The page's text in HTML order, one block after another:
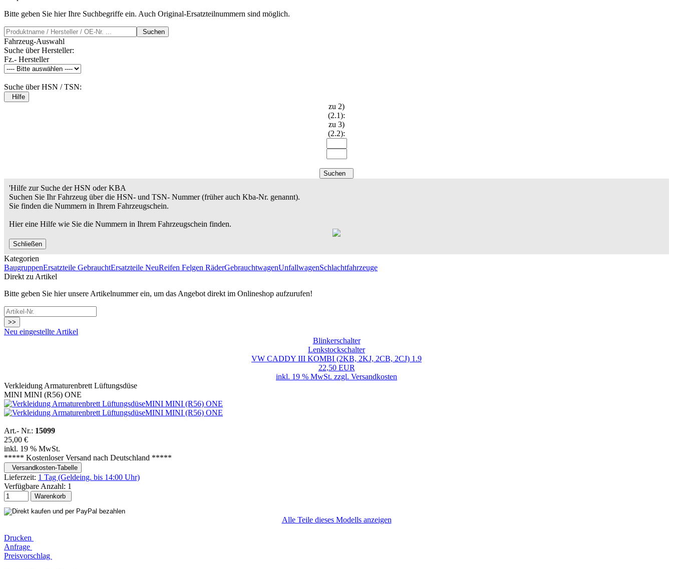
Bitte geben Sie hier Ihre Suchbegriffe ein. Auch Original-Ersatzteilnummern sind möglich.
Suchen
Fahrzeug-Auswahl
Suche über Hersteller:
Fz.- Hersteller
Suche über HSN / TSN:
Hilfe
zu 2)
(2.1):
zu 3)
(2.2):
Suchen
'Hilfe zur Suche der HSN oder KBA
Suchen Sie Ihr Fahrzeug über die HSN- und TSN- Nummer (früher auch Kba-Nr. genannt).
Sie finden die Nummern in Ihrem Fahrzeugschein.
Hier eine Hilfe wie Sie die Nummern in Ihrem Fahrzeugschein finden.
Schließen
Kategorien
BaugruppenErsatzteile GebrauchtErsatzteile NeuReifen Felgen RäderGebrauchtwagenUnfallwagenSchlachtfahrzeuge
Direkt zu Artikel
Bitte geben Sie hier unsere Artikelnummer ein, um das Angebot direkt im Onlineshop aufzurufen!
>>
Neu eingestellte Artikel
Blinkerschalter
Lenkstockschalter
VW CADDY III KOMBI (2KB, 2KJ, 2CB, 2CJ) 1.9
22,50 EUR
inkl. 19 % MwSt. zzgl. Versandkosten
Verkleidung Armaturenbrett Lüftungsdüse
MINI MINI (R56) ONE
Art.- Nr.: 15099
25,00 €
inkl. 19 % MwSt.
***** Kostenloser Versand nach Deutschland *****
Versandkosten-Tabelle
Lieferzeit: 1 Tag (Geldeing. bis 14:00 Uhr)
Verfügbare Anzahl: 1
Warenkorb
Alle Teile dieses Modells anzeigen
Drucken
Anfrage
Preisvorschlag